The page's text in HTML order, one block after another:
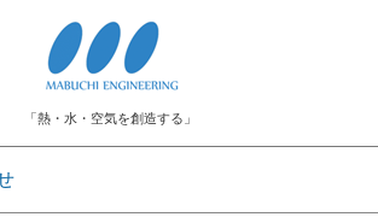
「熱・水・空気を創造する」